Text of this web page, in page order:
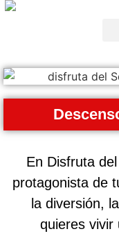
En Disfruta
protagonista de
la diversión,
quieres vivir